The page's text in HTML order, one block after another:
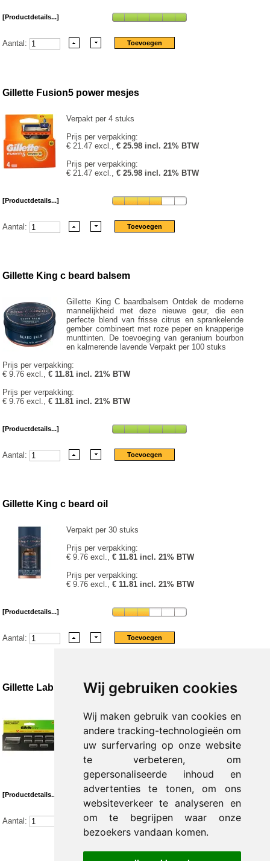
Wij gebruiken cookies
Wij maken gebruik van cookies en
andere tracking-technologieën om
uw surfervaring op onze website
te verbeteren, om
gepersonaliseerde inhoud en
advertenties te tonen, om ons
websiteverkeer te analyseren en
om te begrijpen waar onze
bezoekers vandaan komen.
[Productdetails...]
Aantal:
Gillette Fusion5 power mesjes
Verpakt per 4 stuks
Prijs per verpakking:
€ 21.47 excl.,€ 25.98 incl. 21% BTW
Prijs per verpakking:
€ 21.47 excl.,€ 25.98 incl. 21% BTW
[Productdetails...]
Aantal:
Gillette King c beard balsem
Gillette King C baardbalsem Ontdek de moderne
mannelijkheid met deze nieuwe geur, die een
perfecte blend van frisse citrus en sprankelende
gember combineert met roze peper en knapperige
munttinten. De toevoeging van geranium bourbon
en kalmerende lavende Verpakt per 100 stuks
Prijs per verpakking:
€ 9.76 excl.,€ 11.81 incl. 21% BTW
Prijs per verpakking:
€ 9.76 excl.,€ 11.81 incl. 21% BTW
[Productdetails...]
Aantal:
Gillette King c beard oil
Verpakt per 30 stuks
Prijs per verpakking:
€ 9.76 excl.,€ 11.81 incl. 21% BTW
Prijs per verpakking:
€ 9.76 excl.,€ 11.81 incl. 21% BTW
[Productdetails...]
Aantal:
Gillette Labs blades
Gillette Labs blades Verpakt per 8 stuks
Prijs per verpakking:
€ 50.29 incl. 21% BTW
Prijs per verpakking:
€ 50.29 incl. 21% BTW
[Productdetails...]
Aantal: